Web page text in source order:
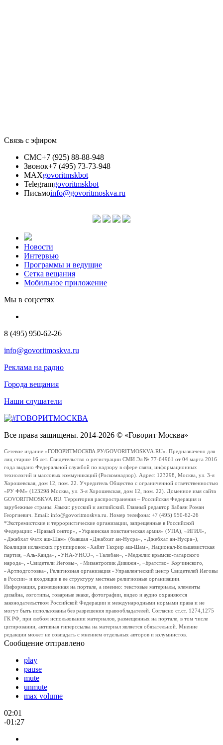
Связь с эфиром
СМС+7 (925) 88-88-948
Звонок+7 (495) 73-73-948
MAXgovoritmskbot
Telegramgovoritmskbot
Письмоinfo@govoritmoskva.ru
Новости
Интервью
Программы и ведущие
Сетка вещания
Мобильное приложение
Мы в соцсетях
8 (495) 950-62-26
info@govoritmoskva.ru
Реклама на радио
Города вещания
Наши слушатели
Все права защищены. 2014-2026 © «Говорит Москва»
Сетевое издание «ГОВОРИТМОСКВА.РУ/GOVORITMOSKVA.RU». Предназначено для
лиц старше 16 лет. Свидетельство о регистрации СМИ Эл № 77-64961 от 04 марта 2016
года выдано Федеральной службой по надзору в сфере связи, информационных
технологий и массовых коммуникаций (Роскомнадзор). Адрес: 123298, Москва, ул. 3-я
Хорошевская, дом 12, пом. 22. Учредитель Общество с ограниченной ответственностью
«РУ ФМ» (123298 Москва, ул. 3-я Хорошевская, дом 12, пом. 22). Доменное имя сайта
GOVORITMOSKVA.RU. Территория распространения – Российская Федерация и
зарубежные страны. Языки: русский и английский. Главный редактор Бабаян Роман
Георгиевич. Email: info@govoritmoskva.ru. Номер телефона: +7 (495) 950-62-26
*Экстремистские и террористические организации, запрещенные в Российской
Федерации: «Правый сектор», «Украинская повстанческая армия» (УПА), «ИГИЛ»,
«Джабхат Фатх аш-Шам» (бывшая «Джабхат ан-Нусра», «Джебхат ан-Нусра»),
Коалиция исламских группировок «Хайят Тахрир аш-Шам», Национал-Большевистская
партия, «Аль-Каида», «УНА-УНСО», «Талибан», «Меджлис крымско-татарского
народа», «Свидетели Иеговы», «Мизантропик Дивижн», «Братство» Корчинского,
«Артподготовка», Религиозная организация «Управленческий центр Свидетелей Иеговы
в России» и входящие в ее структуру местные религиозные организации.
Информация, размещенная на портале, а именно: текстовые материалы, элементы
дизайна, логотипы, товарные знаки, фотографии, видео и аудио охраняются
законодательством Российской Федерации и международными нормами права и не
могут быть использованы без разрешения правообладателей. Согласно ст.ст. 1274,1275
ГК РФ, при любом использовании материалов, размещенных на портале, в том числе
цитировании, активная гиперссылка на материал является обязательной. Мнение
редакции может не совпадать с мнением отдельных авторов и колумнистов.
Сообщение отправлено
play
pause
mute
unmute
max volume
02:01
-01:27